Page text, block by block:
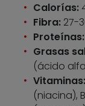
Calorías:
Fibra: 27-
Proteínas:
Grasas
(ácido
Vitaminas:
(niacina),